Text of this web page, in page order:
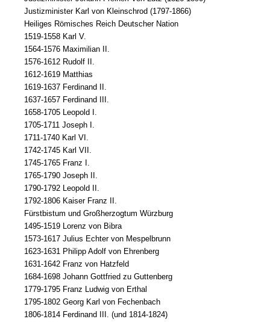
Justizminister Karl von Kleinschrod (1797-1866)
Heiliges Römisches Reich Deutscher Nation
1519-1558 Karl V.
1564-1576 Maximilian II.
1576-1612 Rudolf II.
1612-1619 Matthias
1619-1637 Ferdinand II.
1637-1657 Ferdinand III.
1658-1705 Leopold I.
1705-1711 Joseph I.
1711-1740 Karl VI.
1742-1745 Karl VII.
1745-1765 Franz I.
1765-1790 Joseph II.
1790-1792 Leopold II.
1792-1806 Kaiser Franz II.
Fürstbistum und Großherzogtum Würzburg
1495-1519 Lorenz von Bibra
1573-1617 Julius Echter von Mespelbrunn
1623-1631 Philipp Adolf von Ehrenberg
1631-1642 Franz von Hatzfeld
1684-1698 Johann Gottfried zu Guttenberg
1779-1795 Franz Ludwig von Erthal
1795-1802 Georg Karl von Fechenbach
1806-1814 Ferdinand III. (und 1814-1824)